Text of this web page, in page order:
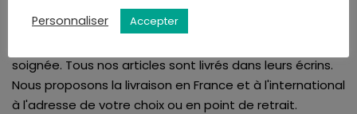
soignée. Tous nos articles sont livrés dans leurs écrins.
Nous proposons la livraison en France et à l'international
à l'adresse de votre choix ou en point de retrait.
Personnaliser
Accepter